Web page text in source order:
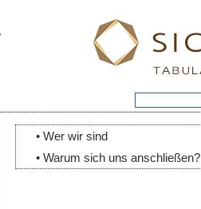
• Wer wir sind
• Warum sich uns anschließen?